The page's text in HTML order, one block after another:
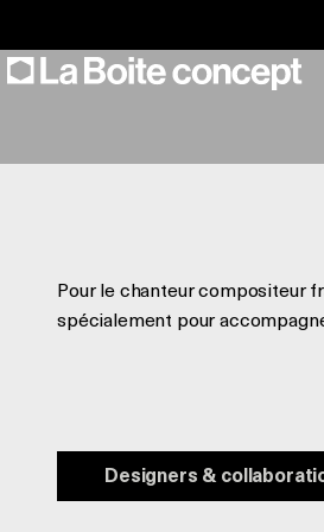
La Boite concept
Pour le chanteur compositeur
spécialement pour
Designers &